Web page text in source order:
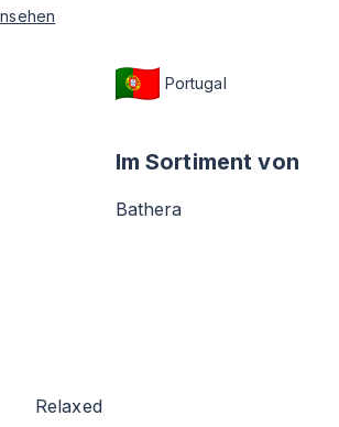
Portugal
Im Sortiment von
Bathera
Relaxed